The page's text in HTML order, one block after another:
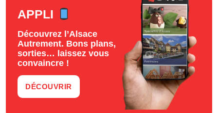
APPLI
Découvrez l’Alsace
Autrement. Bons plans,
sorties… laissez vous
convaincre !
DÉCOUVRIR